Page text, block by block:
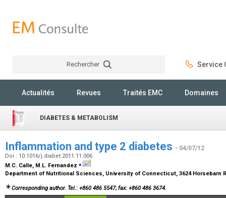
Rechercher Service
Actualités Revues Traités EMC Domaines
DIABETES & METABOLISM
Inflammation and type 2 diabetes - 04/07/12
Doi : 10.1016/j.diabet.2011.11.006
M.C. Calle, M.L. Fernandez ⁎
Department of Nutritional Sciences, University of Connecticut, 3624 Horsebarn
Corresponding author. Tel.: +860 486 5547; fax: +860 486 3674.